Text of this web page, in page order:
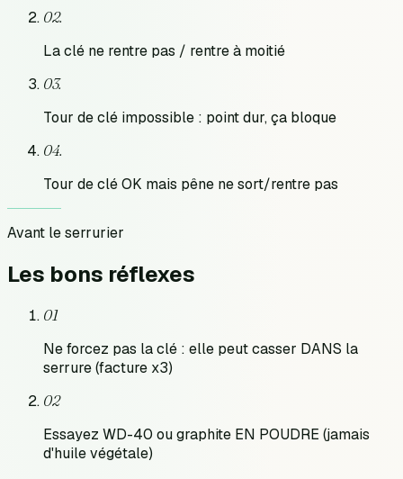
02.
La clé ne rentre pas / rentre à moitié
03.
Tour de clé impossible : point dur, ça bloque
04.
Tour de clé OK mais pêne ne sort/rentre pas
Avant le serrurier
Les bons réflexes
01
Ne forcez pas la clé : elle peut casser DANS la
serrure (facture x3)
02
Essayez WD-40 ou graphite EN POUDRE (jamais
d'huile végétale)